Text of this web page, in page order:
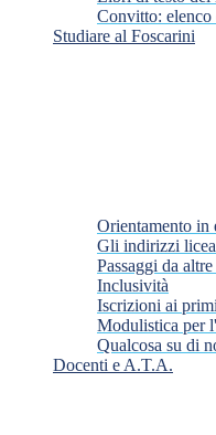
Convitto: elenco
Studiare al Foscarini
Orientamento in
Gli indirizzi
Passaggi da
Inclusività
Iscrizioni ai
Modulistica per
Qualcosa su di
Docenti e A.T.A.